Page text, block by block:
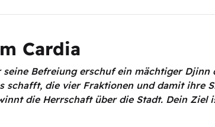
Cardia
seine Befreiung erschuf ein mächtiger Djinn
schafft, die vier Fraktionen und damit ihre
die Herrschaft über die Stadt. Dein Ziel